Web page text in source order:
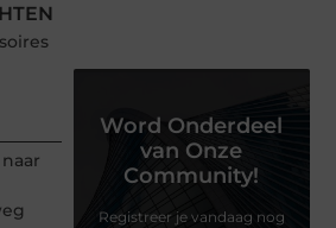
Word Onderdeel
van Onze
Community!
Registreer je vandaag nog